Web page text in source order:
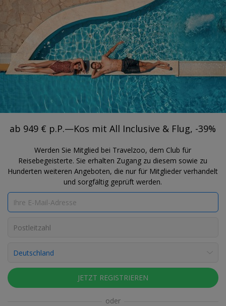
Travelzoo REGISTRIEREN
NACH TRAVELZOO-DEALS SUCHEN
VILLAGE, MASTICHARI
ab 949 € p.P.—Kos mit All Inclusive &
Flug, -39%
Fotos ansehen
Julia Franke
Vorhänge zu, Kopfkissen aufschütteln: Abends wird Ihr
Zimmer für die Nacht bereit gemacht.
ab 949 € p.P.—Kos mit All Inclusive & Flug, -39%
Werden Sie Mitglied bei Travelzoo, dem Club für
Reisebegeisterte. Sie erhalten Zugang zu diesem sowie zu
Hunderten weiteren Angeboten, die nur für Mitglieder verhandelt
und sorgfältig geprüft werden.
JETZT REGISTRIEREN
oder